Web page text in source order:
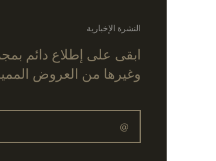
النشرة الإخبارية
ابقى على إطلاع دائم
وغيرها من العروض